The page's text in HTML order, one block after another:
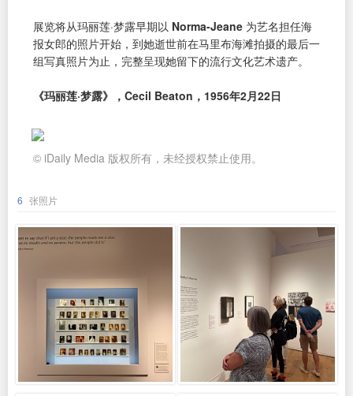
展览将从玛丽莲·梦露早期以 Norma-Jeane 为艺名担任海
报女郎的照片开始，到她逝世前在马里布海滩拍摄的最后一
组写真照片为止，完整呈现她留下的流行文化艺术遗产。
《玛丽莲·梦露》，Cecil Beaton，1956年2月22日
© iDaily Media 版权所有，未经授权禁止使用。
6 张照片